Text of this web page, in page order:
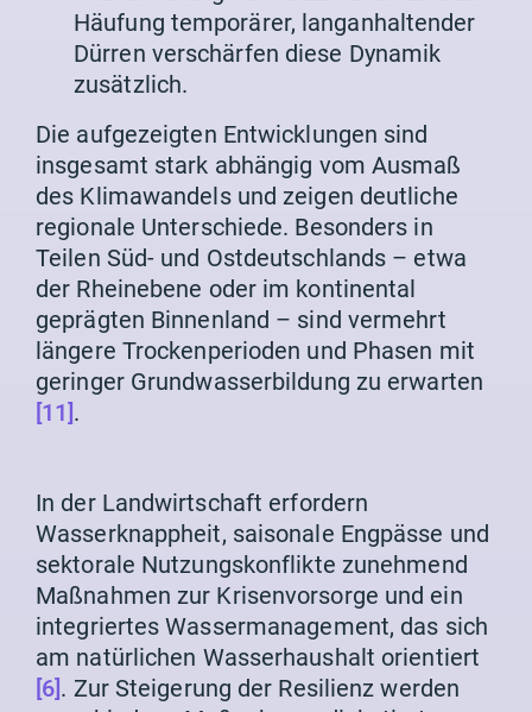
Häufung temporärer, langanhaltender
Dürren verschärfen diese Dynamik
zusätzlich.
Die aufgezeigten Entwicklungen sind
insgesamt stark abhängig vom Ausmaß
des Klimawandels und zeigen deutliche
regionale Unterschiede. Besonders in
Teilen Süd- und Ostdeutschlands – etwa
der Rheinebene oder im kontinental
geprägten Binnenland – sind vermehrt
längere Trockenperioden und Phasen mit
geringer Grundwasserbildung zu erwarten
[11].
In der Landwirtschaft erfordern
Wasserknappheit, saisonale Engpässe und
sektorale Nutzungskonflikte zunehmend
Maßnahmen zur Krisenvorsorge und ein
integriertes Wassermanagement, das sich
am natürlichen Wasserhaushalt orientiert
[6]. Zur Steigerung der Resilienz werden